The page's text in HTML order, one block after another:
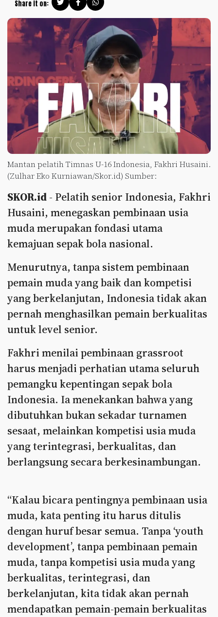
Share it on:
Mantan pelatih Timnas U-16 Indonesia, Fakhri Husaini.
(Zulhar Eko Kurniawan/Skor.id) Sumber:
SKOR.id - Pelatih senior Indonesia, Fakhri
Husaini, menegaskan pembinaan usia
muda merupakan fondasi utama
kemajuan sepak bola nasional.
Menurutnya, tanpa sistem pembinaan
pemain muda yang baik dan kompetisi
yang berkelanjutan, Indonesia tidak akan
pernah menghasilkan pemain berkualitas
untuk level senior.
Fakhri menilai pembinaan grassroot
harus menjadi perhatian utama seluruh
pemangku kepentingan sepak bola
Indonesia. Ia menekankan bahwa yang
dibutuhkan bukan sekadar turnamen
sesaat, melainkan kompetisi usia muda
yang terintegrasi, berkualitas, dan
berlangsung secara berkesinambungan.
“Kalau bicara pentingnya pembinaan usia
muda, kata penting itu harus ditulis
dengan huruf besar semua. Tanpa ‘youth
development’, tanpa pembinaan pemain
muda, tanpa kompetisi usia muda yang
berkualitas, terintegrasi, dan
berkelanjutan, kita tidak akan pernah
mendapatkan pemain-pemain berkualitas